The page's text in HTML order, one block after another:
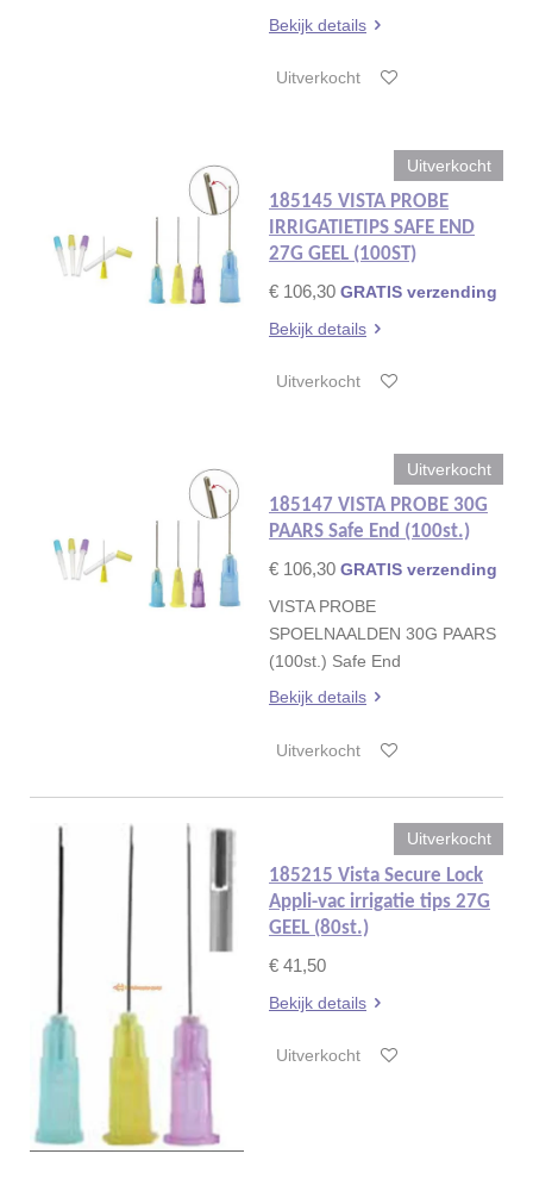
Bekijk details
Uitverkocht
Uitverkocht
185145 VISTA PROBE
IRRIGATIETIPS SAFE END
27G GEEL (100ST)
€ 106,30 GRATIS verzending
Bekijk details
Uitverkocht
Uitverkocht
185147 VISTA PROBE 30G
PAARS Safe End (100st.)
€ 106,30 GRATIS verzending
VISTA PROBE
SPOELNAALDEN 30G PAARS
(100st.) Safe End
Bekijk details
Uitverkocht
Uitverkocht
185215 Vista Secure Lock
Appli-vac irrigatie tips 27G
GEEL (80st.)
€ 41,50
Bekijk details
Uitverkocht